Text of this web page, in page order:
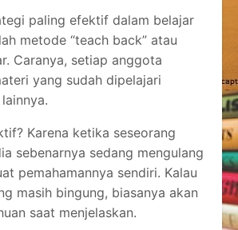
paling efektif dalam belajar
metode “teach back” atau
Caranya, setiap anggota
yang sudah dipelajari
Karena ketika seseorang
sebenarnya sedang mengulang
pemahamannya sendiri. Kalau
masih bingung, biasanya akan
saat menjelaskan.